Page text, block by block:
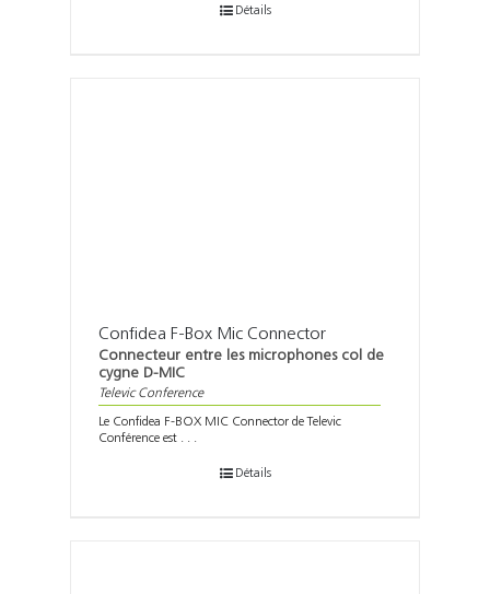
Détails
Confidea F-Box Mic Connector
Connecteur entre les microphones col de
cygne D-MIC
Televic Conference
Le Confidea F-BOX MIC Connector de Televic
Conférence est . . .
Détails